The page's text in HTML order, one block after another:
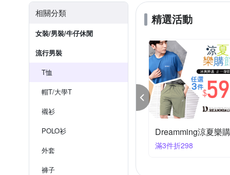
相關分類
女裝/男裝/牛仔休閒
流行男裝
T恤
帽T/大學T
襯衫
POLO衫
外套
褲子
精選活動
登 父親節限定 滿988折88 GIBBON 爸氣狂歡
滿2件折188